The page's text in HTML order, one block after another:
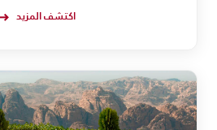
اكتشف المزيد